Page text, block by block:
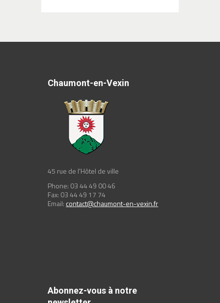
Chaumont-en-Vexin
45 rue de l'Hôtel de ville
Phone: 03 44 49 00 46
Fax: 03 44 49 17 74
Email: contact@chaumont-en-vexin.fr
Abonnez-vous à notre